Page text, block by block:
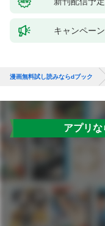
キャンペーン
漫画無料試し読みならdブック
アプリな